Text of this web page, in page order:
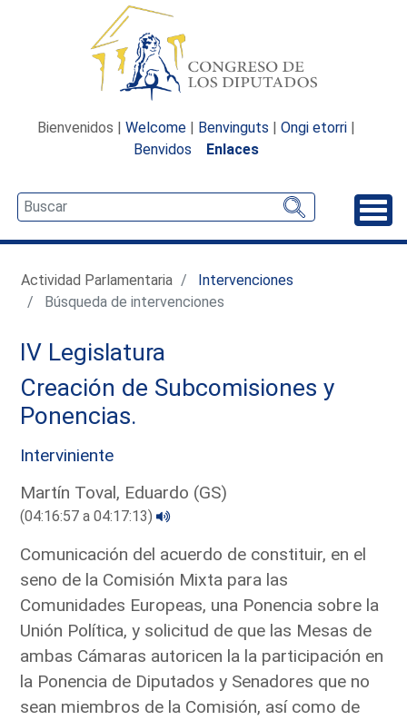
Bienvenidos | Welcome | Benvinguts | Ongi etorri |
Benvidos
Enlaces
Actividad Parlamentaria
Intervenciones
Búsqueda de intervenciones
IV Legislatura
Creación de Subcomisiones y
Ponencias.
Interviniente
Martín Toval, Eduardo (GS)
(04:16:57 a 04:17:13)
Comunicación del acuerdo de constituir, en el
seno de la Comisión Mixta para las
Comunidades Europeas, una Ponencia sobre la
Unión Política, y solicitud de que las Mesas de
ambas Cámaras autoricen la la participación en
la Ponencia de Diputados y Senadores que no
sean miembros de la Comisión, así como de